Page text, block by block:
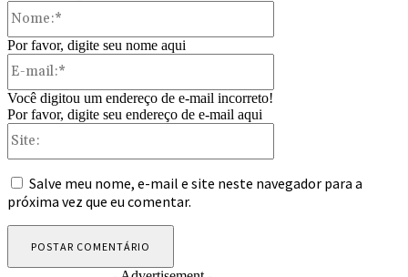
Por favor, digite seu nome aqui
Você digitou um endereço de e-mail incorreto!
Por favor, digite seu endereço de e-mail aqui
Salve meu nome, e-mail e site neste navegador para a
próxima vez que eu comentar.